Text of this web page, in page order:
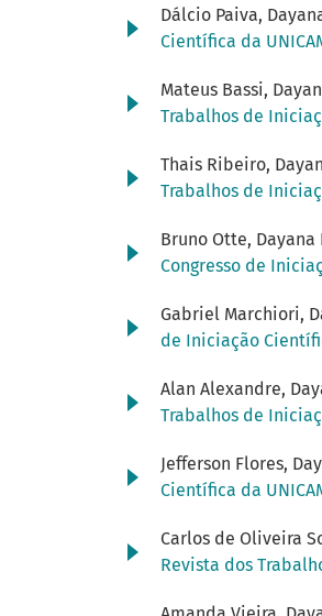
Dálcio Paiva,
Científica da
Mateus Bassi,
Trabalhos de
Thais Ribeiro,
Trabalhos de
Bruno Otte, Dayana
Congresso de
Gabriel Marchiori,
de Iniciação
Alan Alexandre,
Trabalhos de
Jefferson Flores,
Científica da
Carlos de Oliveira
Revista dos